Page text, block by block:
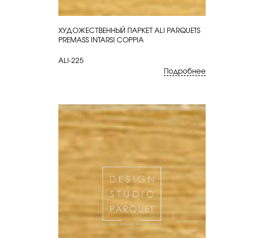
КУПИТЬ
ХУДОЖЕСТВЕННЫЙ ПАРКЕТ ALI PARQUETS
PREMASS INTARSI COPPIA
ALI-225
Подробнее